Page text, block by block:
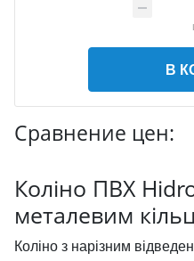
В
Сравнение цен:
Коліно ПВХ
металевим
Коліно з нарізним